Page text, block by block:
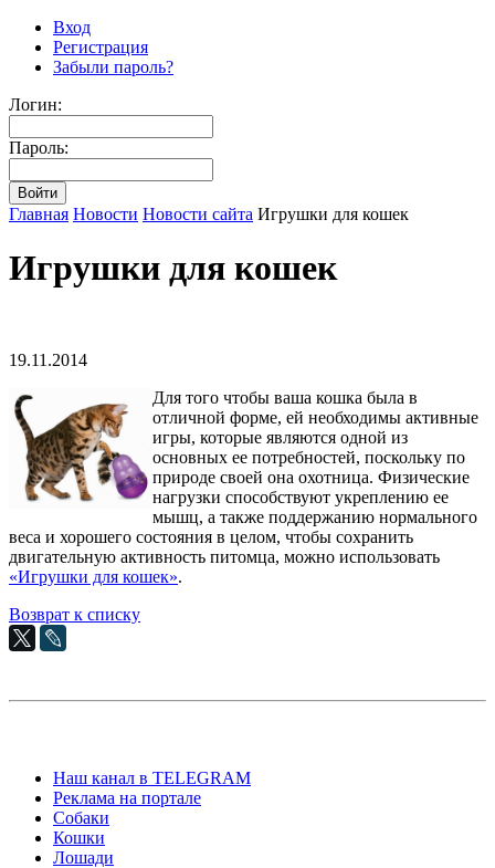
Вход
Регистрация
Забыли пароль?
Логин:
Пароль:
Главная Новости Новости сайта Игрушки для кошек
Игрушки для кошек
19.11.2014
Для того чтобы ваша кошка была в
отличной форме, ей необходимы активные
игры, которые являются одной из
основных ее потребностей, поскольку по
природе своей она охотница. Физические
нагрузки способствуют укреплению ее
мышц, а также поддержанию нормального
веса и хорошего состояния в целом, чтобы сохранить
двигательную активность питомца, можно использовать
«Игрушки для кошек».
Возврат к списку
Наш канал в TELEGRAM
Реклама на портале
Собаки
Кошки
Лошади